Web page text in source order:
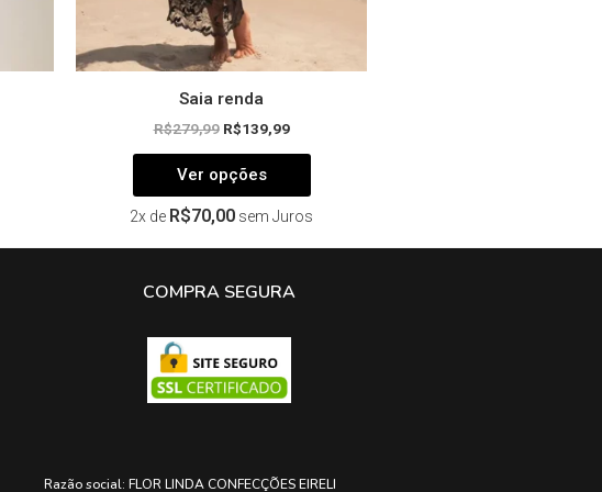
Saia renda
R$279,99 R$139,99
Ver opções
2x de R$70,00 sem Juros
COMPRA SEGURA
Razão social: FLOR LINDA CONFECÇÕES EIRELI